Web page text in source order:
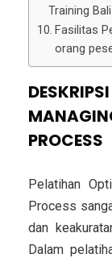
Training
Fasilitas
orang
PROCESS
Pelatihan
Process
dan
Dalam